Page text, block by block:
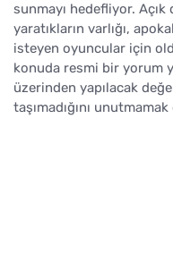
sunmayı hedefliyor.
yaratıkların varlığı,
isteyen oyuncular için
konuda resmi bir yorum
üzerinden yapılacak
taşımadığını